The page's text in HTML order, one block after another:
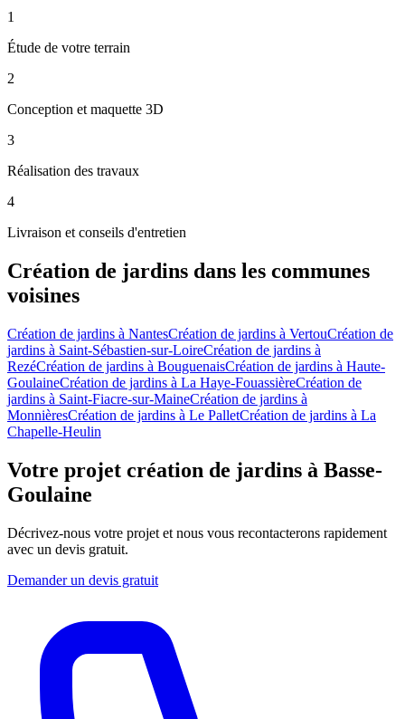
1
Étude de votre terrain
2
Conception et maquette 3D
3
Réalisation des travaux
4
Livraison et conseils d'entretien
Création de jardins dans les communes
voisines
Création de jardins à NantesCréation de jardins à VertouCréation de
jardins à Saint-Sébastien-sur-LoireCréation de jardins à
RezéCréation de jardins à BouguenaisCréation de jardins à Haute-
GoulaineCréation de jardins à La Haye-FouassièreCréation de
jardins à Saint-Fiacre-sur-MaineCréation de jardins à
MonnièresCréation de jardins à Le PalletCréation de jardins à La
Chapelle-Heulin
Votre projet création de jardins à Basse-
Goulaine
Décrivez-nous votre projet et nous vous recontacterons rapidement
avec un devis gratuit.
Demander un devis gratuit